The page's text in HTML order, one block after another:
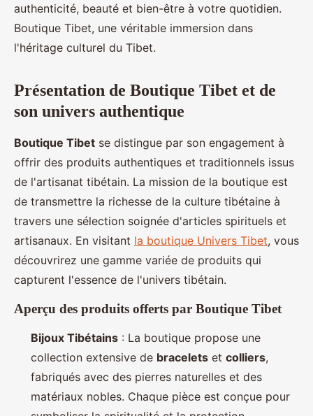
authenticité, beauté et bien-être à votre quotidien.
Boutique Tibet, une véritable immersion dans
l'héritage culturel du Tibet.
Présentation de Boutique Tibet et de
son univers authentique
Boutique Tibet se distingue par son engagement à
offrir des produits authentiques et traditionnels issus
de l'artisanat tibétain. La mission de la boutique est
de transmettre la richesse de la culture tibétaine à
travers une sélection soignée d'articles spirituels et
artisanaux. En visitant la boutique Univers Tibet, vous
découvrirez une gamme variée de produits qui
capturent l'essence de l'univers tibétain.
Aperçu des produits offerts par Boutique Tibet
Bijoux Tibétains : La boutique propose une
collection extensive de bracelets et colliers,
fabriqués avec des pierres naturelles et des
matériaux nobles. Chaque pièce est conçue pour